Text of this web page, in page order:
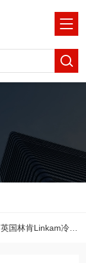
英国林肯Linkam冷热台